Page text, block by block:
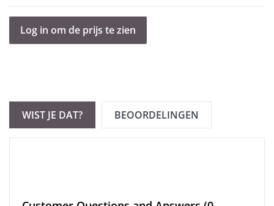
Log in om de prijs te zien
WIST JE DAT? BEOORDELINGEN